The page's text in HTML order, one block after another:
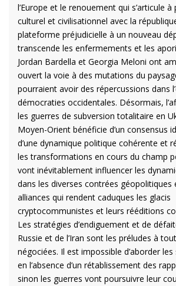
l’Europe et le renouement qui s’articule à
culturel et civilisationnel avec la
plateforme préjudicielle à un nouveau
transcende les enfermements et les
Jordan Bardella et Georgia Meloni ont
ouvert la voie à des mutations du
pourraient avoir des répercussions dans
démocraties occidentales. Désormais,
les guerres de subversion totalitaire en
Moyen-Orient bénéficie d’un consensus
d’une dynamique politique cohérente et
les transformations en cours du champ
vont inévitablement influencer les
dans les diverses contrées géopolitiques
alliances qui rendent caduques les glacis
cryptocommunistes et leurs rééditions
Les stratégies d’endiguement et de
Russie et de l’Iran sont les préludes à
négociées. Il est impossible d’aborder
en l’absence d’un rétablissement des
sinon les guerres vont poursuivre leur